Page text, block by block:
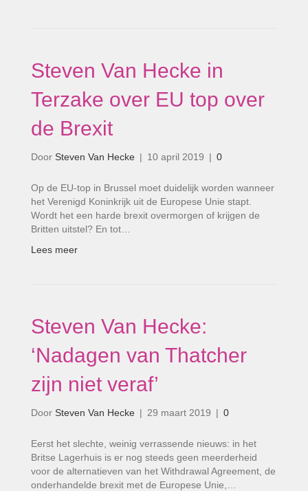
Steven Van Hecke in
Terzake over EU top over
de Brexit
Door Steven Van Hecke | 10 april 2019 | 0
Op de EU-top in Brussel moet duidelijk worden wanneer
het Verenigd Koninkrijk uit de Europese Unie stapt.
Wordt het een harde brexit overmorgen of krijgen de
Britten uitstel? En tot…
Lees meer
Steven Van Hecke:
‘Nadagen van Thatcher
zijn niet veraf’
Door Steven Van Hecke | 29 maart 2019 | 0
Eerst het slechte, weinig verrassende nieuws: in het
Britse Lagerhuis is er nog steeds geen meerderheid
voor de alternatieven van het Withdrawal Agreement, de
onderhandelde brexit met de Europese Unie,…